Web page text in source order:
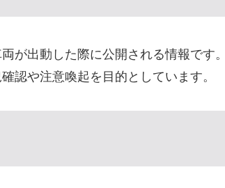
が出動した際に公開される情報です。
認や注意喚起を目的としています。